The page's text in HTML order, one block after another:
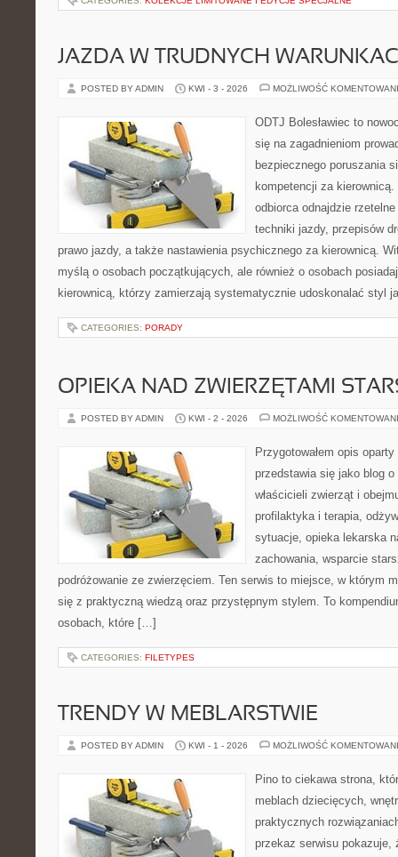
JAZDA W TRUDNYCH
POSTED BY ADMIN KWI - 3 - 2026 MOŻLIWOŚĆ
ODTJ Bolesławiec to
się na zagadnieniom
bezpiecznego poruszania
kompetencji za
odbiorca odnajdzie
techniki jazdy, przepisów
prawo jazdy, a także nastawienia psychicznego za kierownicą.
myślą o osobach początkujących, ale również o osobach
kierownicą, którzy zamierzają systematycznie udoskonalać styl
CATEGORIES: PORADY
OPIEKA NAD ZWIERZĘTAMI
POSTED BY ADMIN KWI - 2 - 2026 MOŻLIWOŚĆ
Przygotowałem opis
przedstawia się jako blog
właścicieli zwierząt i
profilaktyka i terapia,
sytuacje, opieka lekarska
zachowania, wsparcie
podróżowanie ze zwierzęciem. Ten serwis to miejsce, w którym
się z praktyczną wiedzą oraz przystępnym stylem. To
osobach, które […]
CATEGORIES: FILETYPES
TRENDY W MEBLARSTWIE
POSTED BY ADMIN KWI - 1 - 2026 MOŻLIWOŚĆ
Pino to ciekawa strona,
meblach dziecięcych,
praktycznych
przekaz serwisu pokazuje,